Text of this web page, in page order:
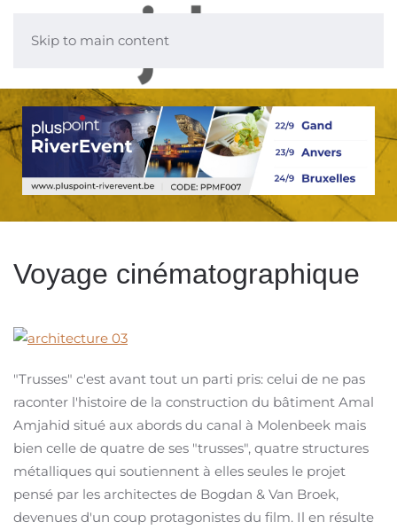
Skip to main content
Voyage cinématographique
"Trusses" c'est avant tout un parti pris: celui de ne pas
raconter l'histoire de la construction du bâtiment Amal
Amjahid situé aux abords du canal à Molenbeek mais
bien celle de quatre de ses "trusses", quatre structures
métalliques qui soutiennent à elles seules le projet
pensé par les architectes de Bogdan & Van Broek,
devenues d'un coup protagonistes du film. Il en résulte